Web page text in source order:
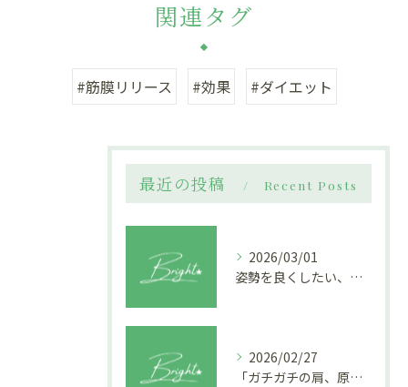
関連タグ
#筋膜リリース #効果 #ダイエット
最近の投稿 Recent Posts
2026/03/01
姿勢を良くしたい、むくみを取りたい、痩せやすい体を作りたい女性
2026/02/27
「ガチガチの肩、原因は『腕』や『腰』の筋膜かも？ 全身がつながる快感を。」